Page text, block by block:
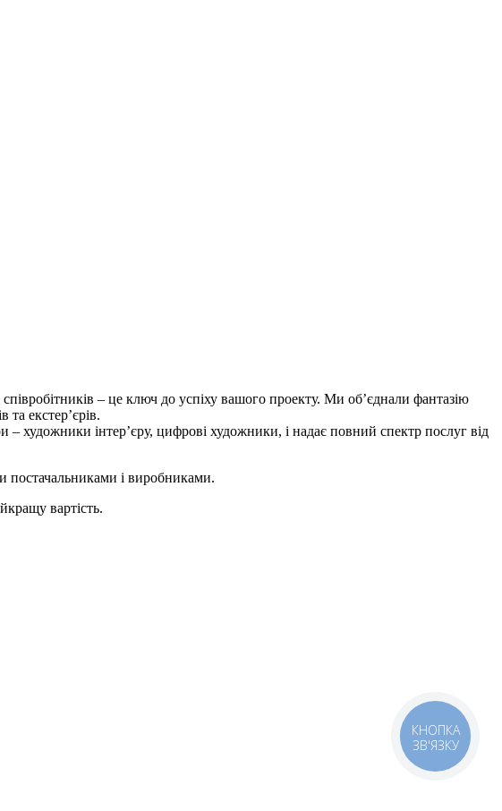
– це ключ до успіху вашого проекту. Ми об’єднали фантазію
та екстер’єрів.
– художники інтер’єру, цифрові художники, і надає повний спектр послуг від
постачальниками і виробниками.
вартість.
КНОПКА
ЗВ'ЯЗКУ